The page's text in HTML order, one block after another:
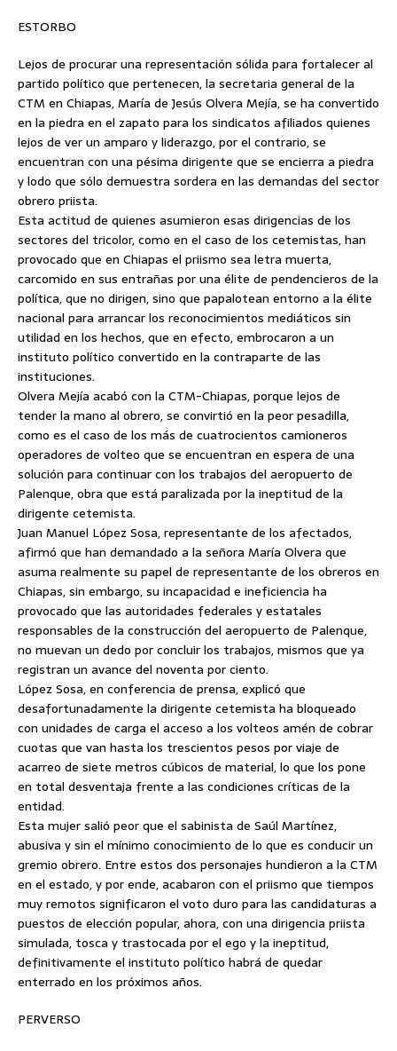
ESTORBO
Lejos de procurar una representación sólida para fortalecer al
partido político que pertenecen, la secretaria general de la
CTM en Chiapas, María de Jesús Olvera Mejía, se ha convertido
en la piedra en el zapato para los sindicatos afiliados quienes
lejos de ver un amparo y liderazgo, por el contrario, se
encuentran con una pésima dirigente que se encierra a piedra
y lodo que sólo demuestra sordera en las demandas del sector
obrero priista.
Esta actitud de quienes asumieron esas dirigencias de los
sectores del tricolor, como en el caso de los cetemistas, han
provocado que en Chiapas el priismo sea letra muerta,
carcomido en sus entrañas por una élite de pendencieros de la
política, que no dirigen, sino que papalotean entorno a la élite
nacional para arrancar los reconocimientos mediáticos sin
utilidad en los hechos, que en efecto, embrocaron a un
instituto político convertido en la contraparte de las
instituciones.
Olvera Mejía acabó con la CTM-Chiapas, porque lejos de
tender la mano al obrero, se convirtió en la peor pesadilla,
como es el caso de los más de cuatrocientos camioneros
operadores de volteo que se encuentran en espera de una
solución para continuar con los trabajos del aeropuerto de
Palenque, obra que está paralizada por la ineptitud de la
dirigente cetemista.
Juan Manuel López Sosa, representante de los afectados,
afirmó que han demandado a la señora María Olvera que
asuma realmente su papel de representante de los obreros en
Chiapas, sin embargo, su incapacidad e ineficiencia ha
provocado que las autoridades federales y estatales
responsables de la construcción del aeropuerto de Palenque,
no muevan un dedo por concluir los trabajos, mismos que ya
registran un avance del noventa por ciento.
López Sosa, en conferencia de prensa, explicó que
desafortunadamente la dirigente cetemista ha bloqueado
con unidades de carga el acceso a los volteos amén de cobrar
cuotas que van hasta los trescientos pesos por viaje de
acarreo de siete metros cúbicos de material, lo que los pone
en total desventaja frente a las condiciones críticas de la
entidad.
Esta mujer salió peor que el sabinista de Saúl Martínez,
abusiva y sin el mínimo conocimiento de lo que es conducir un
gremio obrero. Entre estos dos personajes hundieron a la CTM
en el estado, y por ende, acabaron con el priismo que tiempos
muy remotos significaron el voto duro para las candidaturas a
puestos de elección popular, ahora, con una dirigencia priista
simulada, tosca y trastocada por el ego y la ineptitud,
definitivamente el instituto político habrá de quedar
enterrado en los próximos años.
PERVERSO